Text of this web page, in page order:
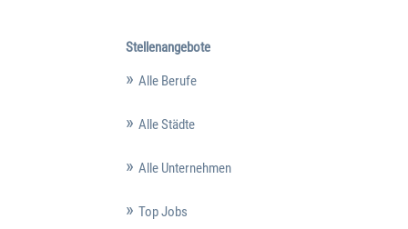
Stellenangebote
Alle Berufe
Alle Städte
Alle Unternehmen
Top Jobs